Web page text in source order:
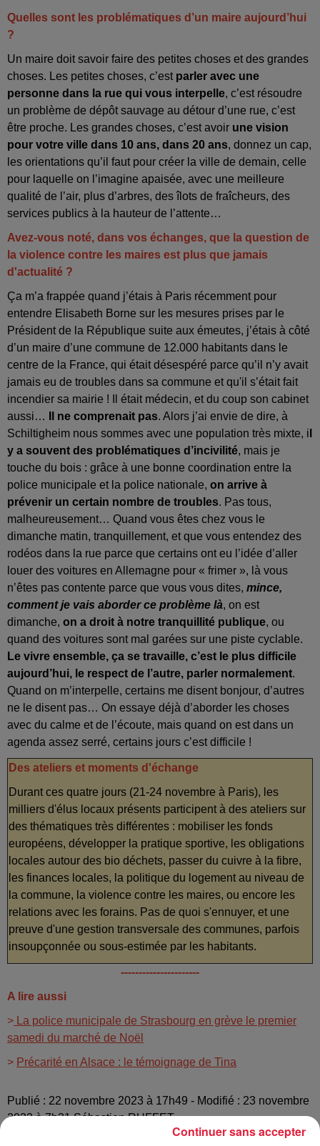
Quelles sont les problématiques d’un maire aujourd’hui
?
Un maire doit savoir faire des petites choses et des grandes
choses. Les petites choses, c’est parler avec une
personne dans la rue qui vous interpelle, c’est résoudre
un problème de dépôt sauvage au détour d’une rue, c’est
être proche. Les grandes choses, c’est avoir une vision
pour votre ville dans 10 ans, dans 20 ans, donnez un cap,
les orientations qu’il faut pour créer la ville de demain, celle
pour laquelle on l’imagine apaisée, avec une meilleure
qualité de l’air, plus d’arbres, des îlots de fraîcheurs, des
services publics à la hauteur de l’attente…
Avez-vous noté, dans vos échanges, que la question de
la violence contre les maires est plus que jamais
d'actualité ?
Ça m’a frappée quand j’étais à Paris récemment pour
entendre Elisabeth Borne sur les mesures prises par le
Président de la République suite aux émeutes, j’étais à côté
d’un maire d’une commune de 12.000 habitants dans le
centre de la France, qui était désespéré parce qu’il n’y avait
jamais eu de troubles dans sa commune et qu'il s’était fait
incendier sa mairie ! Il était médecin, et du coup son cabinet
aussi…
Il ne comprenait pas. Alors j’ai envie de dire, à
Schiltigheim nous sommes avec une population très mixte, i
y a souvent des problématiques d’incivilité, mais je
touche du bois : grâce à une bonne coordination entre la
police municipale et la police nationale, on arrive à
prévenir un certain nombre de troubles. Pas tous,
malheureusement… Quand vous êtes chez vous le
dimanche matin, tranquillement, et que vous entendez des
rodéos dans la rue parce que certains ont eu l’idée d’aller
louer des voitures en Allemagne pour « frimer », là vous
n’êtes pas contente parce que vous vous dites, mince,
comment je vais aborder ce problème là, on est
dimanche, on a droit à notre tranquillité publique, ou
quand des voitures sont mal garées sur une piste cyclable.
Le vivre ensemble, ça se travaille, c’est le plus difficile
aujourd’hui, le respect de l’autre, parler normalement.
Quand on m’interpelle, certains me disent bonjour, d’autres
ne le disent pas… On essaye déjà d’aborder les choses
avec du calme et de l’écoute, mais quand on est dans un
agenda assez serré, certains jours c’est difficile !
Des ateliers et moments d'échange
Durant ces quatre jours (21-24 novembre à Paris), les
milliers d'élus locaux présents participent à des ateliers sur
des thématiques très différentes : mobiliser les fonds
européens, développer la pratique sportive, les obligations
locales autour des bio déchets, passer du cuivre à la fibre,
les finances locales, la politique du logement au niveau de
la commune, la violence contre les maires, ou encore les
relations avec les forains. Pas de quoi s'ennuyer, et une
preuve d'une gestion transversale des communes, parfois
insoupçonnée ou sous-estimée par les habitants.
----------------------
A lire aussi
> La police municipale de Strasbourg en grève le premier
samedi du marché de Noël
> Précarité en Alsace : le témoignage de Tina
Publié : 22 novembre 2023 à 17h49 - Modifié : 23 novembre
2023 à 7h31 Sébastien RUFFET
Continuer sans accepter